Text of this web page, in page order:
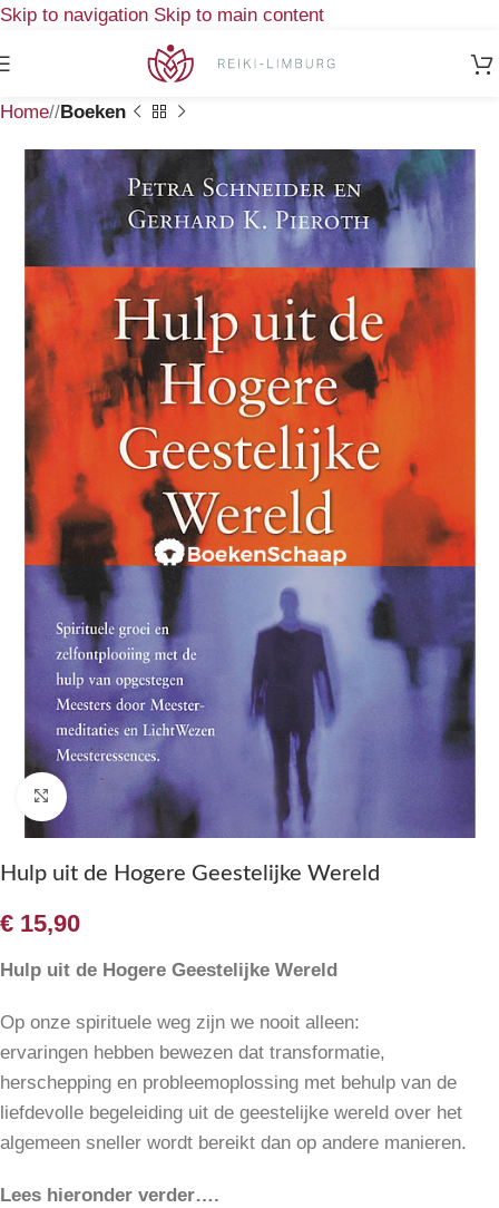
Skip to navigation Skip to main content
Home/ Boeken
Klik om te vergroten
Hulp uit de Hogere Geestelijke Wereld
€ 15,90
Hulp uit de Hogere Geestelijke Wereld
Op onze spirituele weg zijn we nooit alleen:
ervaringen hebben bewezen dat transformatie,
herschepping en probleemoplossing met behulp van de
liefdevolle begeleiding uit de geestelijke wereld over het
algemeen sneller wordt bereikt dan op andere manieren.
Lees hieronder verder….